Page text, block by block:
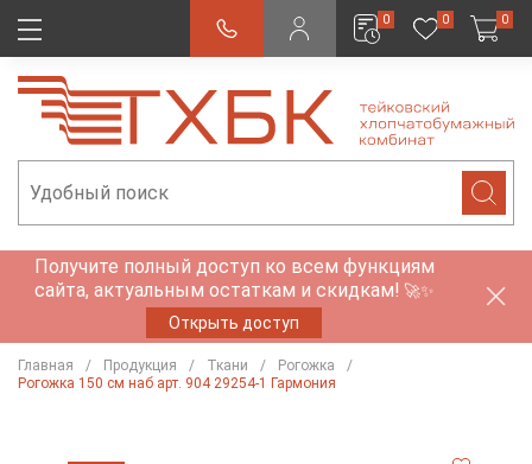
0 0 0
Получите полный доступ ко всем функциям
сайта, актуальным остаткам и скидкам! 🚀✨
Открыть доступ
Главная Продукция Ткани
Рогожка
Рогожка 150 см наб арт. 904 29254-1 Гармония